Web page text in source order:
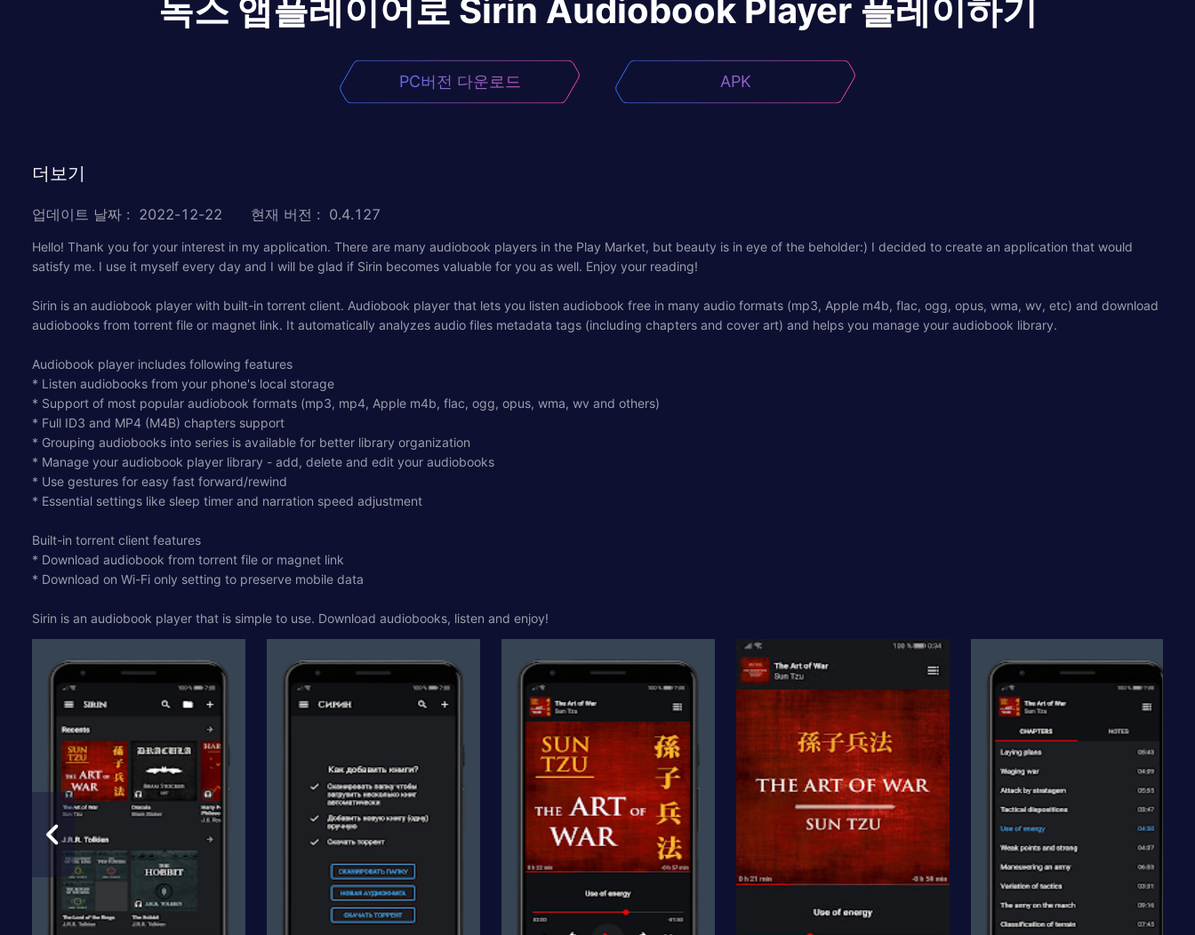
녹스 앱플레이어로 Sirin Audiobook Player 플레이하기
PC버전 다운로드 APK
더보기
업데이트 날짜 : 2022-12-22 현재 버전 : 0.4.127
Hello! Thank you for your interest in my application. There are many audiobook players in the Play Market, but beauty is in eye of the beholder:) I decided to create an application that would
satisfy me. I use it myself every day and I will be glad if Sirin becomes valuable for you as well. Enjoy your reading!
Sirin is an audiobook player with built-in torrent client. Audiobook player that lets you listen audiobook free in many audio formats (mp3, Apple m4b, flac, ogg, opus, wma, wv, etc) and download
audiobooks from torrent file or magnet link. It automatically analyzes audio files metadata tags (including chapters and cover art) and helps you manage your audiobook library.
Audiobook player includes following features
* Listen audiobooks from your phone's local storage
* Support of most popular audiobook formats (mp3, mp4, Apple m4b, flac, ogg, opus, wma, wv and others)
* Full ID3 and MP4 (M4B) chapters support
* Grouping audiobooks into series is available for better library organization
* Manage your audiobook player library - add, delete and edit your audiobooks
* Use gestures for easy fast forward/rewind
* Essential settings like sleep timer and narration speed adjustment
Built-in torrent client features
* Download audiobook from torrent file or magnet link
* Download on Wi-Fi only setting to preserve mobile data
Sirin is an audiobook player that is simple to use. Download audiobooks, listen and enjoy!